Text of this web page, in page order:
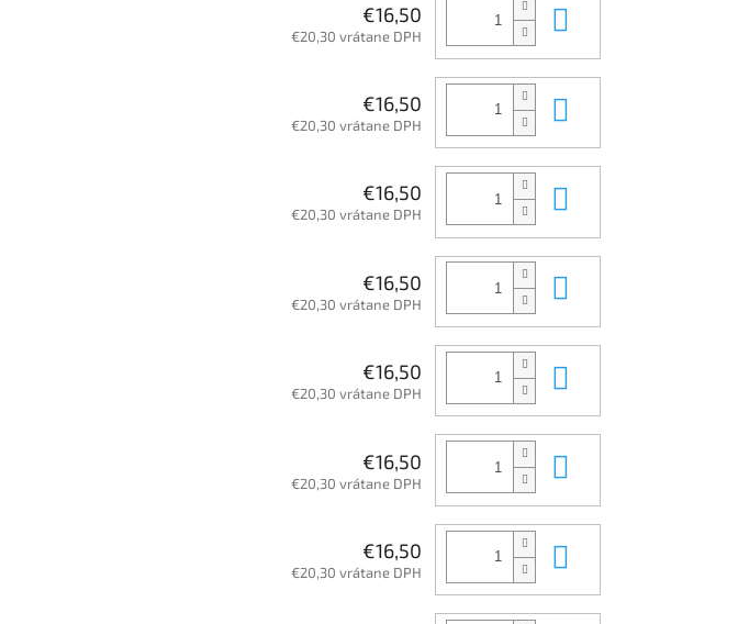
€16,50
€20,30 vrátane DPH
€16,50
€20,30 vrátane DPH
€16,50
€20,30 vrátane DPH
€16,50
€20,30 vrátane DPH
€16,50
€20,30 vrátane DPH
€16,50
€20,30 vrátane DPH
€16,50
€20,30 vrátane DPH